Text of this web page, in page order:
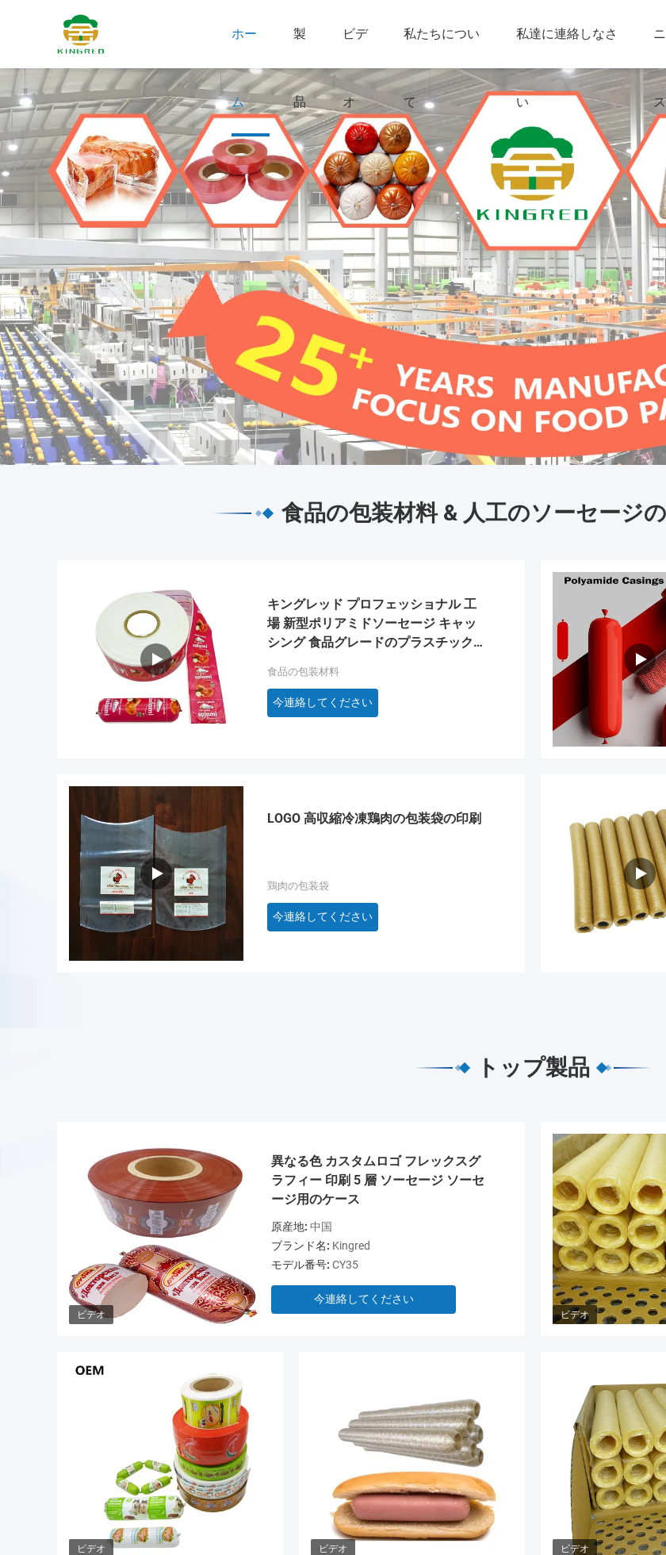
ホー
ム
製
品
ビデ
オ
私たちについ
て
私達に連絡しなさ
い ス
食品の包装材料 & 人工のソーセージ
キングレッド プロフェッショナル 工
場 新型ポリアミドソーセージ キャッ
シング 食品グレードのプラスチック
食品の包装材料
今連絡してください
LOGO 高収縮冷凍鶏肉の包装袋の印刷
鶏肉の包装袋
今連絡してください
トップ製品
ビデオ
異なる色 カスタムロゴ フレックスグ
ラフィー 印刷 5 層 ソーセージ ソーセ
ージ用のケース
原産地: 中国
ブランド名: Kingred
モデル番号: CY35
今連絡してください
ビデオ
ビデオ ビデオ ビデオ